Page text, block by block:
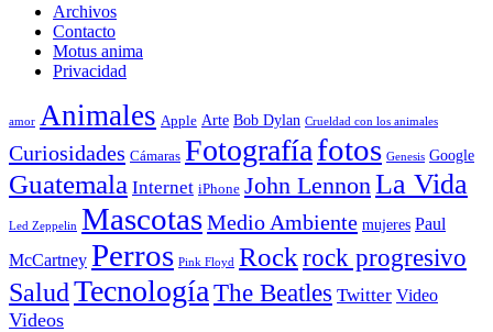
Archivos
Contacto
Motus anima
Privacidad
amor Animales Apple Arte Bob Dylan Crueldad con los animales
Curiosidades Cámaras Fotografíafotos Genesis Google
Guatemala Internet iPhone John Lennon La Vida
Led Zeppelin MascotasMedio Ambiente mujeres Paul
McCartney Perros Pink Floyd Rock rock progresivo
SaludTecnología The Beatles Twitter Video
Videos